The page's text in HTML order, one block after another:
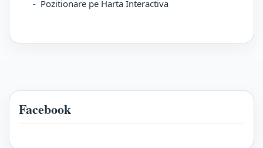
- Pozitionare pe Harta Interactiva
Facebook